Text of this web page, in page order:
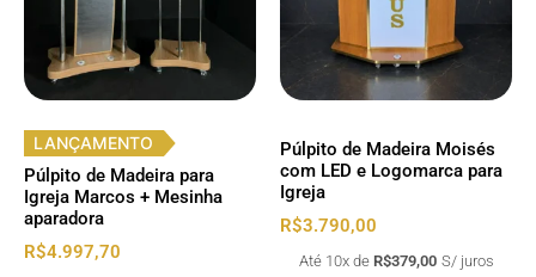
LANÇAMENTO
Púlpito de Madeira para
Igreja Marcos + Mesinha
aparadora
R$4.997,70
Púlpito de Madeira Moisés
com LED e Logomarca para
Igreja
R$3.790,00
Até 10x de R$379,00 S/ juros